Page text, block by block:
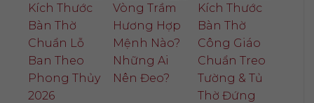
Kích Thước
Bàn Thờ
Chuẩn Lỗ
Ban Theo
Phong Thủy
2026
Vòng Trầm
Hương Hợp
Mệnh Nào?
Những Ai
Nên Đeo?
Kích Thước
Bàn Thờ
Công Giáo
Chuẩn Treo
Tường & Tủ
Thờ Đứng